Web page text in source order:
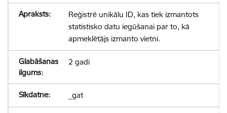
Reģistrē unikālu ID, kas tiek izmantots
statistisko datu iegūšanai par to, kā
apmeklētājs izmanto vietni.
2 gadi
_gat